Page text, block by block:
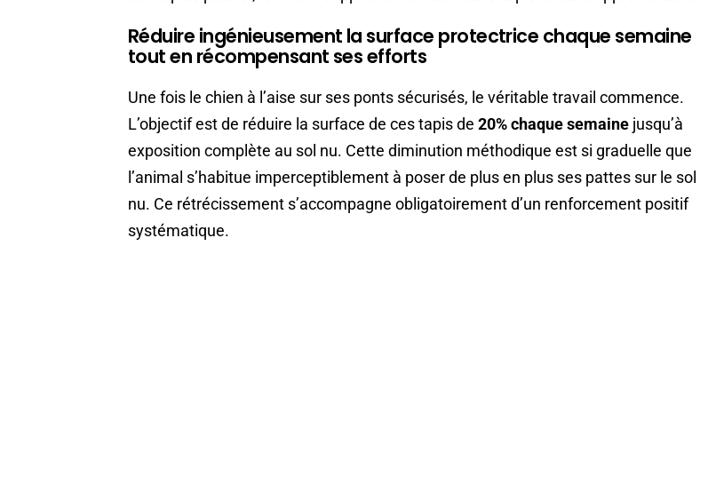
Réduire ingénieusement la surface protectrice chaque semaine
tout en récompensant ses efforts
Une fois le chien à l’aise sur ses ponts sécurisés, le véritable travail commence.
L’objectif est de réduire la surface de ces tapis de 20% chaque semaine jusqu’à
exposition complète au sol nu. Cette diminution méthodique est si graduelle que
l’animal s’habitue imperceptiblement à poser de plus en plus ses pattes sur le sol
nu. Ce rétrécissement s’accompagne obligatoirement d’un renforcement positif
systématique.